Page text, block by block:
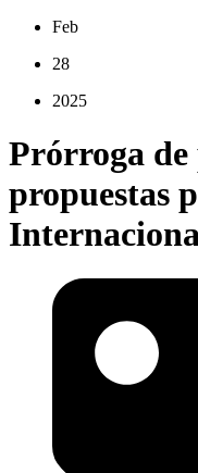
Feb
28
2025
Prórroga de
propuestas